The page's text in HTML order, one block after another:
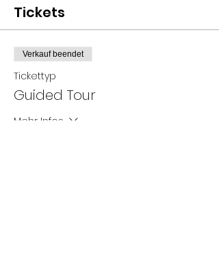
Tickets
Verkauf beendet
Tickettyp
Guided Tour
Mehr Infos